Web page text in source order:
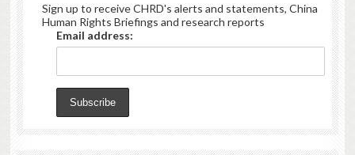
Sign up to receive CHRD's alerts and statements, China
Human Rights Briefings and research reports
Email address: